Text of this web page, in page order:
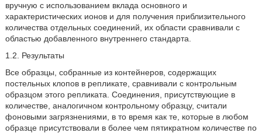
вручную с использованием вклада основного и
характеристических ионов и для получения приблизительного
количества отдельных соединений, их области сравнивали с
областью добавленного внутреннего стандарта.
1.2. Результаты
Все образцы, собранные из контейнеров, содержащих
постельных клопов в репликате, сравнивали с контрольным
образцом этого репликата. Соединения, присутствующие в
количестве, аналогичном контрольному образцу, считали
фоновыми загрязнениями, в то время как те, которые в любом
образце присутствовали в более чем пятикратном количестве по